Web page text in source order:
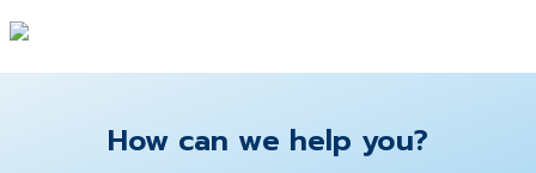
How can we help you?